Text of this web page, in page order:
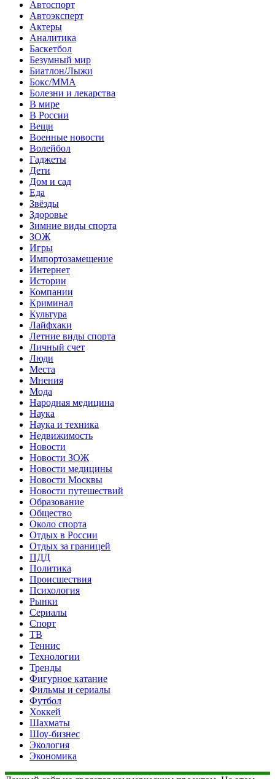
Автоспорт
Автоэксперт
Актеры
Аналитика
Баскетбол
Безумный мир
Биатлон/Лыжи
Бокс/MMA
Болезни и лекарства
В мире
В России
Вещи
Военные новости
Волейбол
Гаджеты
Дети
Дом и сад
Еда
Звёзды
Здоровье
Зимние виды спорта
ЗОЖ
Игры
Импортозамещение
Интернет
Истории
Компании
Криминал
Культура
Лайфхаки
Летние виды спорта
Личный счет
Люди
Места
Мнения
Мода
Народная медицина
Наука
Наука и техника
Недвижимость
Новости
Новости ЗОЖ
Новости медицины
Новости Москвы
Новости путешествий
Образование
Общество
Около спорта
Отдых в России
Отдых за границей
ПДД
Политика
Происшествия
Психология
Рынки
Сериалы
Спорт
ТВ
Теннис
Технологии
Тренды
Фигурное катание
Фильмы и сериалы
Футбол
Хоккей
Шахматы
Шоу-бизнес
Экология
Экономика